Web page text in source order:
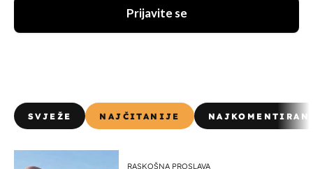
Prijavite se
SVJEŽE NAJČITANIJE
RASKOŠNA PROSLAVA